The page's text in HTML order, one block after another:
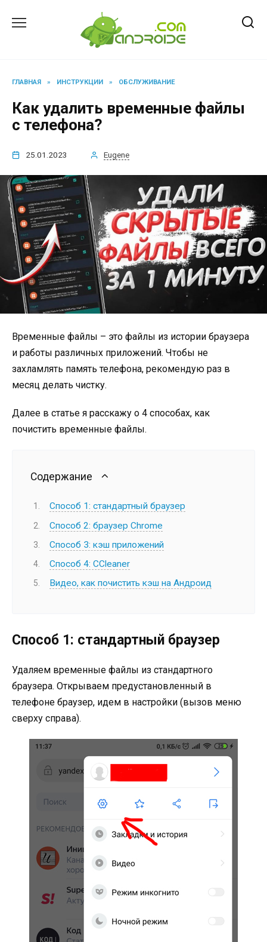
ГЛАВНАЯ » ИНСТРУКЦИИ » ОБСЛУЖИВАНИЕ
Как удалить временные файлы
с телефона?
25.01.2023 Eugene
Временные файлы – это файлы из истории браузера
и работы различных приложений. Чтобы не
захламлять память телефона, рекомендую раз в
месяц делать чистку.
Далее в статье я расскажу о 4 способах, как
почистить временные файлы.
Содержание
Способ 1: стандартный браузер
Способ 2: браузер Chrome
Способ 3: кэш приложений
Способ 4: CCleaner
Видео, как почистить кэш на Андроид
Способ 1: стандартный браузер
Удаляем временные файлы из стандартного
браузера. Открываем предустановленный в
телефоне браузер, идем в настройки (вызов меню
сверху справа).